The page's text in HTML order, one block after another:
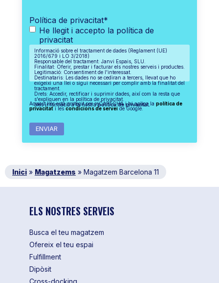
Política de privacitat*
He llegit i accepto la política de
privacitat
Informació sobre el tractament de dades (Reglament (UE)
2016/679 i LO 3/2018)
Responsable del tractament: Janvi Espais, SLU.
Finalitat: Oferir, prestar i facturar els nostres serveis i productes.
Legitimació: Consentiment de l'interessat.
Destinataris: Les dades no se cediran a tercers, llevat que ho
exigeixi una llei o sigui necessari per complir amb la finalitat del
tractament.
Drets: Accedir, rectificar i suprimir dades, així com la resta que
s'expliquen en la política de privacitat.
Més informació a la nostrapolítica de privacitat.
Aquest lloc està protegit per reCAPTCHA i hi aplica la política de
privacitati lescondicions de serveide Google.
Inici » Magatzems » Magatzem Barcelona 11
ELS NOSTRES SERVEIS
Busca el teu magatzem
Ofereix el teu espai
Fulfillment
Dipòsit